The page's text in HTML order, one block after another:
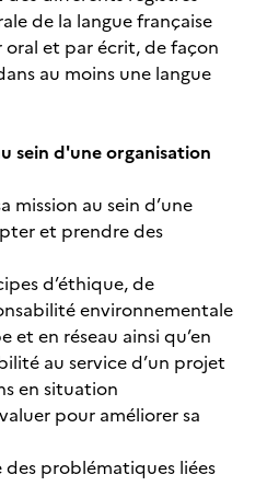
de la langue française
et par écrit, de façon
au moins une langue
sein d'une organisation
mission au sein d’une
et prendre des
d’éthique, de
environnementale
et en réseau ainsi qu’en
au service d’un projet
en situation
pour améliorer sa
problématiques liées